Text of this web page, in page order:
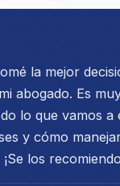
la mejor
abogado. Es
lo que vamos
y cómo
los